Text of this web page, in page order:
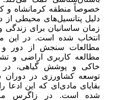
خصوصاً منطقه‌ کرمانشاه و
دلیل‌ پتانسیل‌های‌ محیطی‌ از
زمان ساسانیان برای‌ زندگی‌
انتخاب شده است‌. در این‌
مطالعات سنجش ‌از دور و
مطالعه‌ کاربری‌ اراضی‌ و
خاکی‌ و پوشش‌ گیاهی،‌ در
توسعه‌ کشاورزی‌ در دوران
بقایای‌ مادی‌ای‌ که‌ این‌ ادعا
شده است‌. در زاگرس